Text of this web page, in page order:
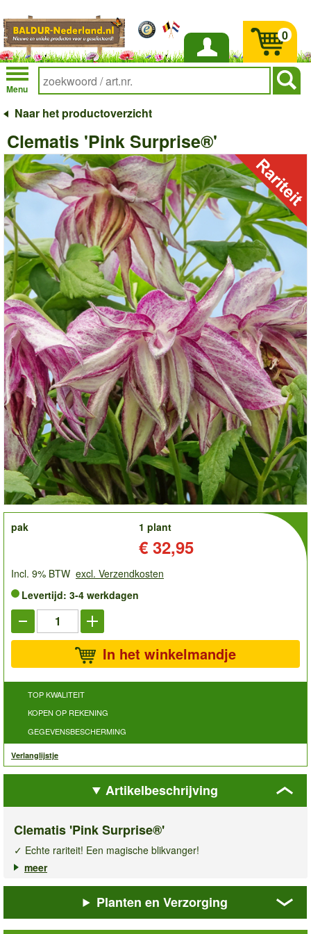
Inloggen
Menu
0
Naar het productoverzicht
Clematis 'Pink Surprise®'
order
pak
1 plant
€ 32,95
Incl. 9% BTW excl. Verzendkosten
Levertijd: 3-4 werkdagen
In het winkelmandje
TOP KWALITEIT
KOPEN OP REKENING
GEGEVENSBESCHERMING
Verlanglijstje
Artikelbeschrijving
Clematis 'Pink Surprise®'
✓ Echte rariteit! Een magische blikvanger!
✓ Klimt & bloeit op hekjes, pergola’s & obelisken
clematis Pink Surprise® brengt een elegante flair in uw tuin
met haar spectaculaire, klokvormige en gevulde bloemen. In de
vroege zomer bloeit deze klimplant uitbundig en bedekt ze
meer
Planten en Verzorging